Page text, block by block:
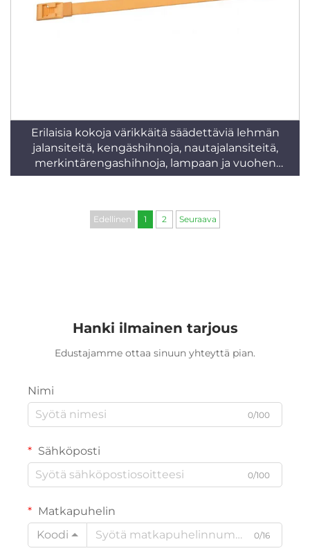
Erilaisia kokoja värikkäitä säädettäviä lehmän
jalansiteitä, kengäshihnoja, nautajalansiteitä,
merkintärengashihnoja, lampaan ja vuohen
kaulanhihna
Edellinen 1 2 Seuraava
Hanki ilmainen tarjous
Edustajamme ottaa sinuun yhteyttä pian.
Nimi
0/100
Sähköposti
0/100
Matkapuhelin
Koodi
0/16